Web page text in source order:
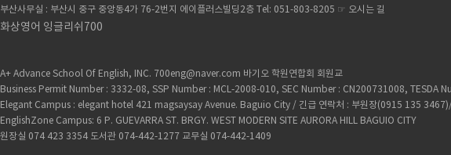
부산사무실 : 부산시 중구 중앙동4가 76-2번지 에이플러스빌딩2층 Tel: 051-803-8205 ☞ 오시는 길
화상영어 잉글리쉬700
A+ Advance School Of English, INC. 700eng@naver.com 바기오 학원연합회 회원교
Business Permit Number : 3332-08, SSP Number : MCL-2008-010, SEC Number : CN200731008, TESDA
Elegant Campus : elegant hotel 421 magsaysay Avenue. Baguio City / 긴급 연락처 : 부원장(0915 135
EnglishZone Campus: 6 P. GUEVARRA ST. BRGY. WEST MODERN SITE AURORA HILL BAGUIO CITY
원장실 074 423 3354 도서관 074-442-1277 교무실 074-442-1409